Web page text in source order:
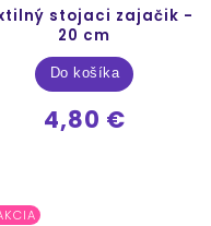
stojaci zajačik -
20 cm
4,80 €
Do košíka